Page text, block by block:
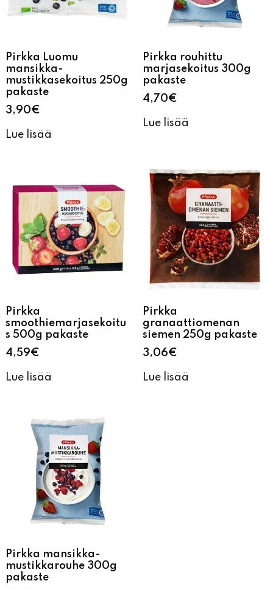
Pirkka Luomu
mansikka-
mustikkasekoitus 250g
pakaste
3,90€
Lue lisää
Pirkka rouhittu
marjasekoitus 300g
pakaste
4,70€
Lue lisää
Pirkka
smoothiemarjasekoitu
s 500g pakaste
4,59€
Lue lisää
Pirkka
granaattiomenan
siemen 250g pakaste
3,06€
Lue lisää
Pirkka mansikka-
mustikkarouhe 300g
pakaste